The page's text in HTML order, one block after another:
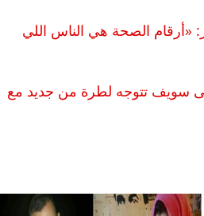
المركز: «أرقام الصحة هي الناس اللي
سويف تتوجه لطرة من جديد مع